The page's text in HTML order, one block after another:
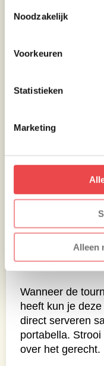
Noodzakelijk
Voorkeuren
Statistieken
Marketing
Alleen
Wanneer de
heeft kun je
direct serveren
portabella.
over het gerecht.